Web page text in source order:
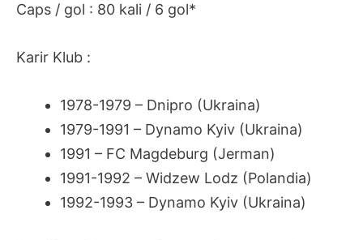
Caps / gol : 80 kali / 6 gol*
Karir Klub :
1978-1979 – Dnipro (Ukraina)
1979-1991 – Dynamo Kyiv (Ukraina)
1991 – FC Magdeburg (Jerman)
1991-1992 – Widzew Lodz (Polandia)
1992-1993 – Dynamo Kyiv (Ukraina)